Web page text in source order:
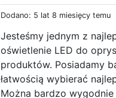
Dodano: 5 lat 8 miesięcy temu
Jesteśmy jednym z
oświetlenie LED do
produktów. Posiadamy
łatwością wybierać
Można bardzo